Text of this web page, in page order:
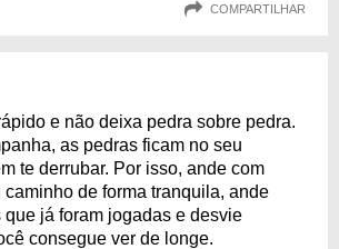
COMPARTILHAR
e não deixa pedra sobre pedra.
as pedras ficam no seu
te derrubar. Por isso, ande com
de forma tranquila, ande
que já foram jogadas e desvie
consegue ver de longe.